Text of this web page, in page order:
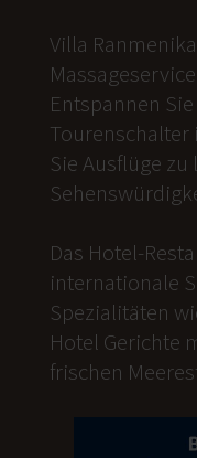
Villa
Entspannen
Sie Ausflüge zu
Das Hotel-
internationale
Spezialitäten
Hotel Gerichte
frischen